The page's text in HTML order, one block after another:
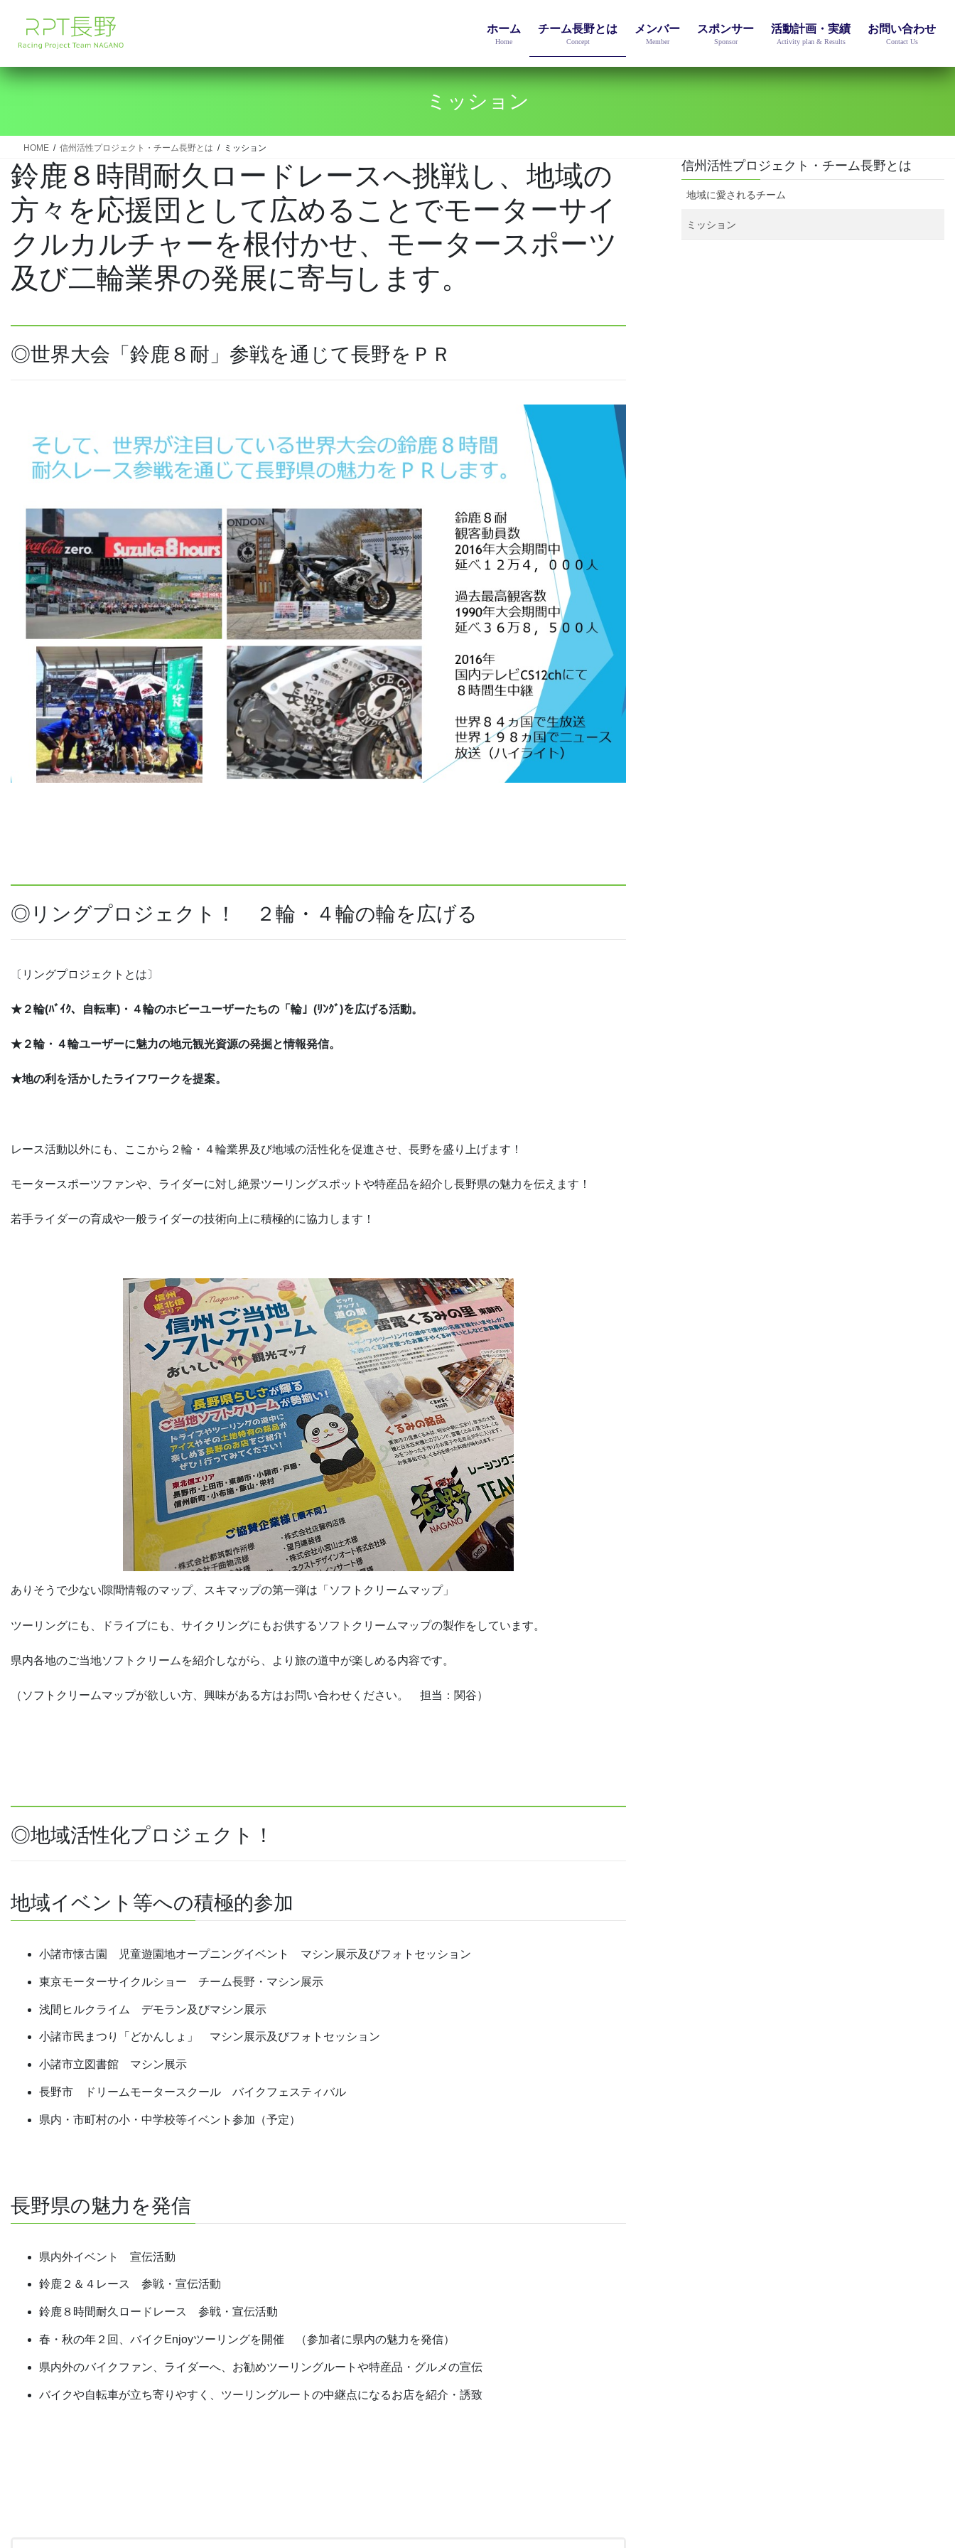
ツ
シ
ホーム
Home
チーム長野とは
Concept
メンバー
Member
スポンサー
Sponsor
活動計画・実績
Activity plan & Results
お問い合わせ
Contact Us
ミッション
HOME 信州活性プロジェクト・チーム長野とは ミッション
鈴鹿８時間耐久ロードレースへ挑戦し、地域の
方々を応援団として広めることでモーターサイ
クルカルチャーを根付かせ、モータースポーツ
及び二輪業界の発展に寄与します。
◎世界大会「鈴鹿８耐」参戦を通じて長野をＰＲ
◎リングプロジェクト！ ２輪・４輪の輪を広げる
〔リングプロジェクトとは〕
★２輪(ﾊﾞｲｸ、自転車)・４輪のホビーユーザーたちの「輪」(ﾘﾝｸﾞ)を広げる活動。
★２輪・４輪ユーザーに魅力の地元観光資源の発掘と情報発信。
★地の利を活かしたライフワークを提案。
レース活動以外にも、ここから２輪・４輪業界及び地域の活性化を促進させ、長野を盛り上げます！
モータースポーツファンや、ライダーに対し絶景ツーリングスポットや特産品を紹介し長野県の魅力を伝えます！
若手ライダーの育成や一般ライダーの技術向上に積極的に協力します！
ありそうで少ない隙間情報のマップ、スキマップの第一弾は「ソフトクリームマップ」
ツーリングにも、ドライブにも、サイクリングにもお供するソフトクリームマップの製作をしています。
県内各地のご当地ソフトクリームを紹介しながら、より旅の道中が楽しめる内容です。
（ソフトクリームマップが欲しい方、興味がある方はお問い合わせください。 担当：関谷）
◎地域活性化プロジェクト！
地域イベント等への積極的参加
小諸市懐古園 児童遊園地オープニングイベント マシン展示及びフォトセッション
東京モーターサイクルショー チーム長野・マシン展示
浅間ヒルクライム デモラン及びマシン展示
小諸市民まつり「どかんしょ」 マシン展示及びフォトセッション
小諸市立図書館 マシン展示
長野市 ドリームモータースクール バイクフェスティバル
県内・市町村の小・中学校等イベント参加（予定）
長野県の魅力を発信
県内外イベント 宣伝活動
鈴鹿２＆４レース 参戦・宣伝活動
鈴鹿８時間耐久ロードレース 参戦・宣伝活動
春・秋の年２回、バイクEnjoyツーリングを開催 （参加者に県内の魅力を発信）
県内外のバイクファン、ライダーへ、お勧めツーリングルートや特産品・グルメの宣伝
バイクや自転車が立ち寄りやすく、ツーリングルートの中継点になるお店を紹介・誘致
信州活性プロジェクト・チーム長野とは
地域に愛されるチーム
ミッション